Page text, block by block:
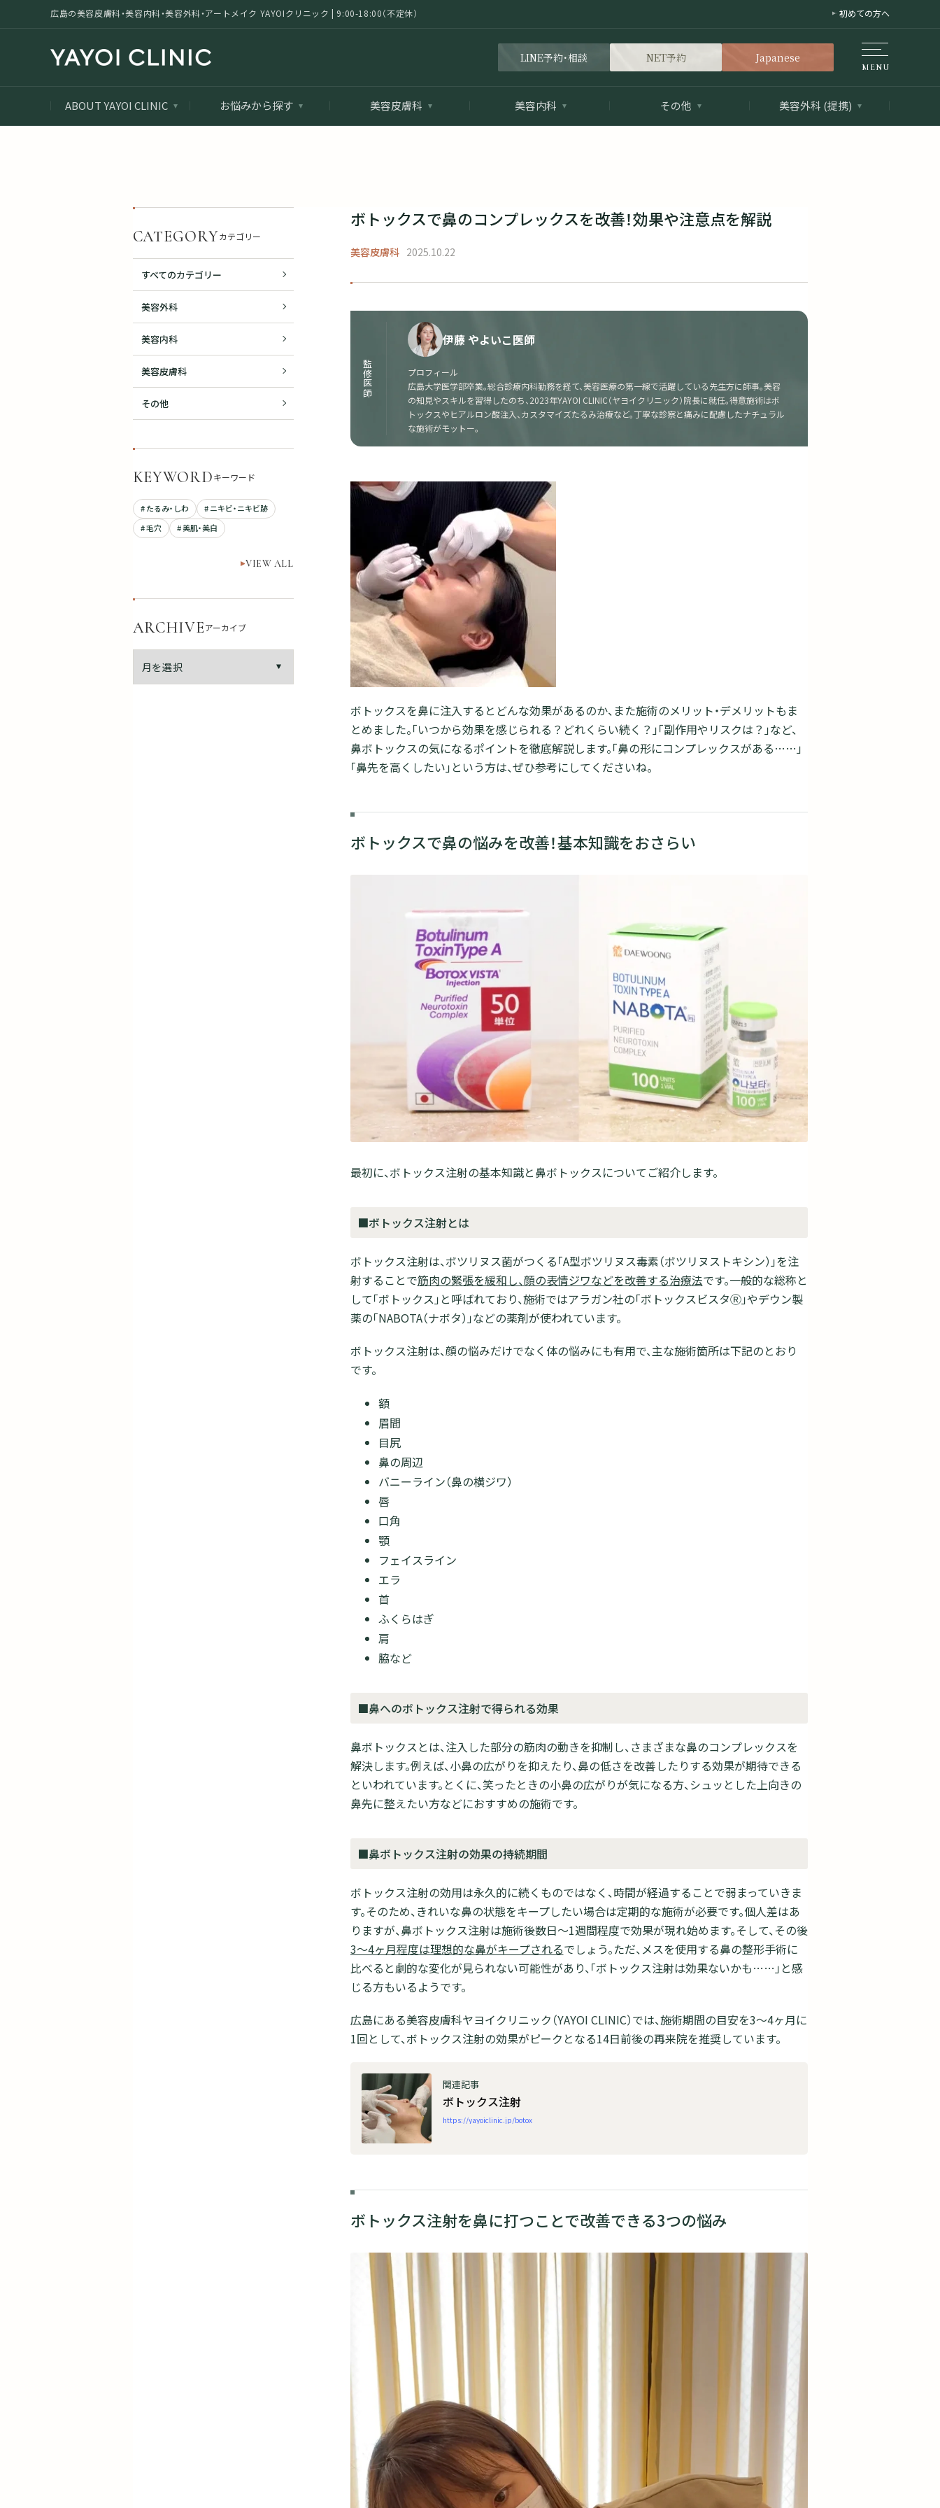
広島の美容皮膚科・美容内科・美容外科・アートメイク YAYOIクリニック | 9:00-18:00（不定休） 初めての方へ
LINE予約・相談 NET予約 Japanese
ABOUT YAYOI CLINIC お悩みから探す 美容皮膚科 美容内科 その他 美容外科 (提携)
ボトックスで鼻のコンプレックスを改善！効果や注意点を解説
美容皮膚科 2025.10.22
監修医師
伊藤 やよいこ医師
プロフィール
広島大学医学部卒業。総合診療内科勤務を経て、美容医療の第一線で活躍している先生方に師事。美容
の知見やスキルを習得したのち、2023年YAYOI CLINIC（ヤヨイクリニック）院長に就任。得意施術はボ
トックスやヒアルロン酸注入、カスタマイズたるみ治療など。丁寧な診察と痛みに配慮したナチュラル
な施術がモットー。
ボトックスを鼻に注入するとどんな効果があるのか、また施術のメリット・デメリットもま
とめました。「いつから効果を感じられる？どれくらい続く？」「副作用やリスクは？」など、
鼻ボトックスの気になるポイントを徹底解説します。「鼻の形にコンプレックスがある……」
「鼻先を高くしたい」という方は、ぜひ参考にしてくださいね。
ボトックスで鼻の悩みを改善！基本知識をおさらい
最初に、ボトックス注射の基本知識と鼻ボトックスについてご紹介します。
■ボトックス注射とは
ボトックス注射は、ボツリヌス菌がつくる「A型ボツリヌス毒素（ボツリヌストキシン）」を注
射することで筋肉の緊張を緩和し、顔の表情ジワなどを改善する治療法です。一般的な総称と
して「ボトックス」と呼ばれており、施術ではアラガン社の「ボトックスビスタⓇ」やデウン製
薬の「NABOTA（ナボタ）」などの薬剤が使われています。
ボトックス注射は、顔の悩みだけでなく体の悩みにも有用で、主な施術箇所は下記のとおり
です。
額
眉間
目尻
鼻の周辺
バニーライン（鼻の横ジワ）
唇
口角
顎
フェイスライン
エラ
首
ふくらはぎ
肩
脇など
■鼻へのボトックス注射で得られる効果
鼻ボトックスとは、注入した部分の筋肉の動きを抑制し、さまざまな鼻のコンプレックスを
解決します。例えば、小鼻の広がりを抑えたり、鼻の低さを改善したりする効果が期待できる
といわれています。とくに、笑ったときの小鼻の広がりが気になる方、シュッとした上向きの
鼻先に整えたい方などにおすすめの施術です。
■鼻ボトックス注射の効果の持続期間
ボトックス注射の効用は永久的に続くものではなく、時間が経過することで弱まっていきま
す。そのため、きれいな鼻の状態をキープしたい場合は定期的な施術が必要です。個人差はあ
りますが、鼻ボトックス注射は施術後数日～1週間程度で効果が現れ始めます。そして、その後
3～4ヶ月程度は理想的な鼻がキープされるでしょう。ただ、メスを使用する鼻の整形手術に
比べると劇的な変化が見られない可能性があり、「ボトックス注射は効果ないかも……」と感
じる方もいるようです。
広島にある美容皮膚科ヤヨイクリニック（YAYOI CLINIC）では、施術期間の目安を3～4ヶ月に
1回として、ボトックス注射の効果がピークとなる14日前後の再来院を推奨しています。
ボトックス注射
https://yayoiclinic.jp/botox
ボトックス注射を鼻に打つことで改善できる3つの悩み
CATEGORYカテゴリー
すべてのカテゴリー
美容外科
美容内科
美容皮膚科
その他
KEYWORDキーワード
# たるみ・しわ
# ニキビ・ニキビ跡
# 毛穴
# 美肌・美白
VIEW ALL
ARCHIVEアーカイブ